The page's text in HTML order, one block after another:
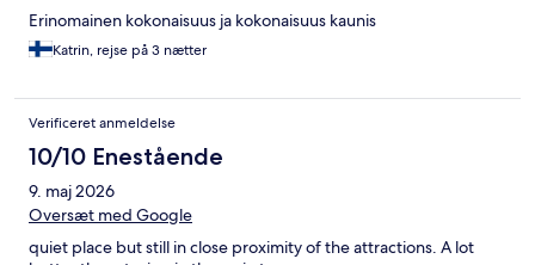
Erinomainen kokonaisuus ja kokonaisuus kaunis
Katrin, rejse på 3 nætter
Verificeret anmeldelse
10/10 Enestående
9. maj 2026
Oversæt med Google
quiet place but still in close proximity of the attractions. A lot